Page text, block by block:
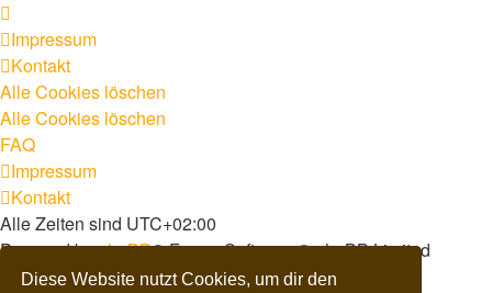
Diese Website nutzt Cookies, um dir den
Impressum
Kontakt
Alle Cookies löschen
Alle Cookies löschen
FAQ
Impressum
Kontakt
Alle Zeiten sind UTC+02:00
Powered byphpBB® Forum Software © phpBB Limited
Deutsche Übersetzung durchphpBB.de